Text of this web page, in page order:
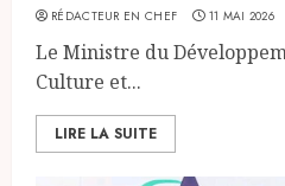
RÉDACTEUR EN CHEF 11 MAI 2026
Le Ministre du
Culture et...
LIRE LA SUITE